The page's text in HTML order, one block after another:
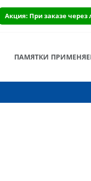
Акция: При заказе
ПАМЯТКИ